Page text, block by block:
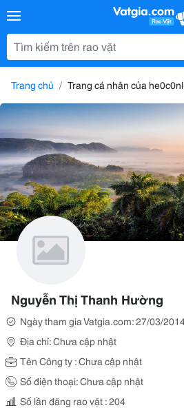
Trang chủ Trang cá nhân của
Nguyễn Thị Thanh Hường
Ngày tham gia Vatgia.com: 27/03/
Địa chỉ: Chưa cập nhật
Tên Công ty : Chưa cập nhật
Số điện thoại: Chưa cập nhật
Số lần đăng rao vặt : 204